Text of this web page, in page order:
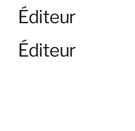
Éditeur
Éditeur